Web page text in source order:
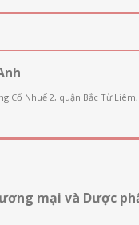
Cổ Nhuế 2, quận Bắc Từ
mại và Dược